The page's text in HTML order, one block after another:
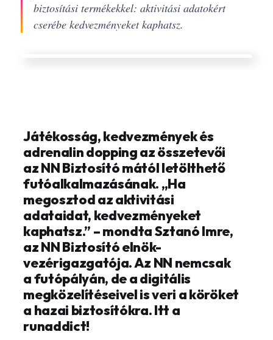
biztosítási termékekkel: aktivitási adatokért
cserébe kedvezményeket kaphatsz.
Játékosság, kedvezmények és
adrenalin dopping az összetevői
az NN Biztosító mától letölthető
futóalkalmazásának. „Ha
megosztod az aktivitási
adataidat, kedvezményeket
kaphatsz.” – mondta Sztanó Imre,
az NN Biztosító elnök-
vezérigazgatója. Az NN nemcsak
a futópályán, de a digitális
megközelítéseivel is veri a köröket
a hazai biztosítókra. Itt a
runaddict!